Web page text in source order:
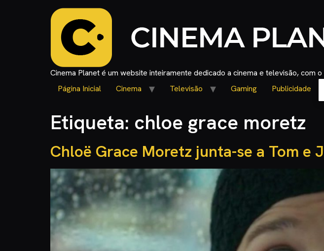
Cinema Planet é um website inteiramente dedicado a cinema e televisão, com
Página Inicial
Cinema Televisão Gaming Publicidade
Etiqueta: chloe grace moretz
Chloë Grace Moretz junta-se a Tom e